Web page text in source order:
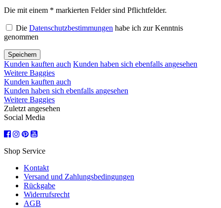
Die mit einem * markierten Felder sind Pflichtfelder.
Die Datenschutzbestimmungen habe ich zur Kenntnis
genommen
Speichern
Kunden kauften auch Kunden haben sich ebenfalls angesehen
Weitere Baggies
Kunden kauften auch
Kunden haben sich ebenfalls angesehen
Weitere Baggies
Zuletzt angesehen
Social Media
Shop Service
Kontakt
Versand und Zahlungsbedingungen
Rückgabe
Widerrufsrecht
AGB